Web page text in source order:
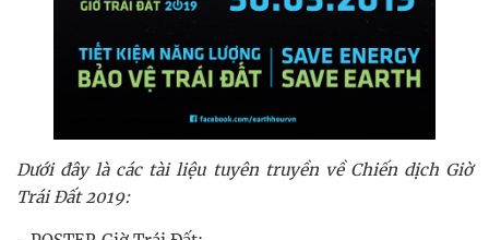
Dưới đây là các tài liệu tuyên truyền về Chiến dịch Giờ
Trái Đất 2019: